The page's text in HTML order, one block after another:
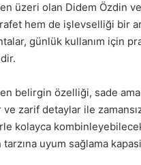
üzeri olan Didem Özdin
hem de işlevselliği bir
günlük kullanım için
belirgin özelliği, sade
zarif detaylar ile zamansız
kolayca
uyum sağlama